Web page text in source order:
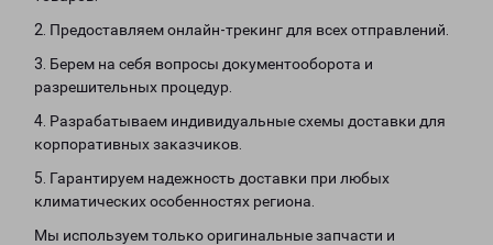
2. Предоставляем онлайн-трекинг для всех отправлений.
3. Берем на себя вопросы документооборота и
разрешительных процедур.
4. Разрабатываем индивидуальные схемы доставки для
корпоративных заказчиков.
5. Гарантируем надежность доставки при любых
климатических особенностях региона.
Мы используем только оригинальные запчасти и